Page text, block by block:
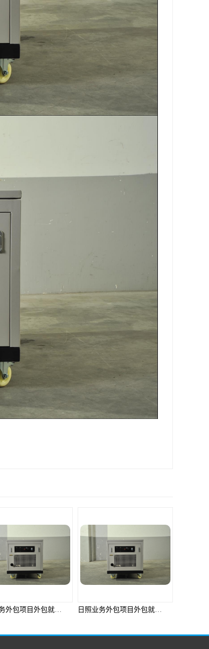
日照业务外包项目外包就选邦孚人力_全方位企业用工解决方案 威海业务外包项目外包就选邦孚人力_全方位企业用工解决方案